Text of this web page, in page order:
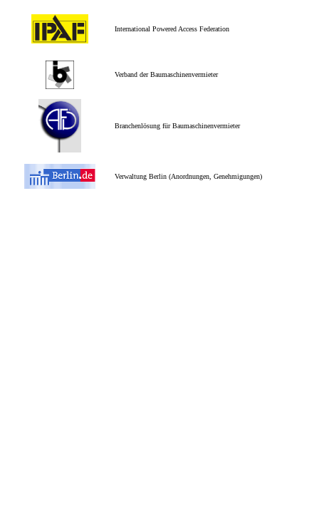
International Powered Access Federation
Verband der Baumaschinenvermieter
Branchenlösung für Baumaschinenvermieter
Verwaltung Berlin (Anordnungen, Genehmigungen)